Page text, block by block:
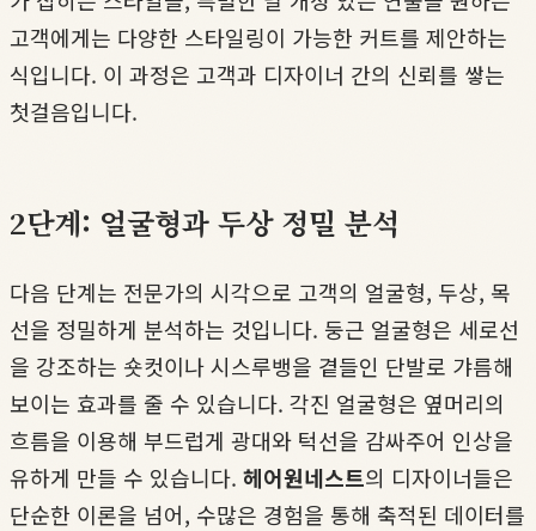
고객에게는 다양한 스타일링이 가능한 커트를 제안하는
식입니다. 이 과정은 고객과 디자이너 간의 신뢰를 쌓는
첫걸음입니다.
2단계: 얼굴형과 두상 정밀 분석
다음 단계는 전문가의 시각으로 고객의 얼굴형, 두상, 목
선을 정밀하게 분석하는 것입니다. 둥근 얼굴형은 세로선
을 강조하는 숏컷이나 시스루뱅을 곁들인 단발로 갸름해
보이는 효과를 줄 수 있습니다. 각진 얼굴형은 옆머리의
흐름을 이용해 부드럽게 광대와 턱선을 감싸주어 인상을
유하게 만들 수 있습니다. 헤어원네스트의 디자이너들은
단순한 이론을 넘어, 수많은 경험을 통해 축적된 데이터를